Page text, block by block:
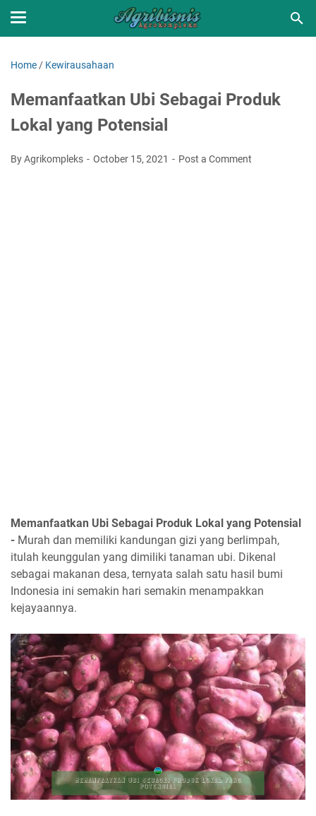
Home / Kewirausahaan
Memanfaatkan Ubi Sebagai Produk
Lokal yang Potensial
By Agrikompleks October 15, 2021 Post a Comment
Memanfaatkan Ubi Sebagai Produk Lokal yang Potensial
- Murah dan memiliki kandungan gizi yang berlimpah,
itulah keunggulan yang dimiliki tanaman ubi. Dikenal
sebagai makanan desa, ternyata salah satu hasil bumi
Indonesia ini semakin hari semakin menampakkan
kejayaannya.